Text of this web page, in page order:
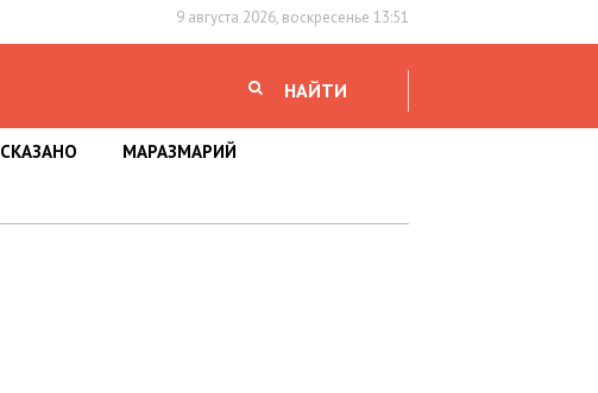
9 августа 2026, воскресенье 13:51
НАЙТИ
СКАЗАНО МАРАЗМАРИЙ